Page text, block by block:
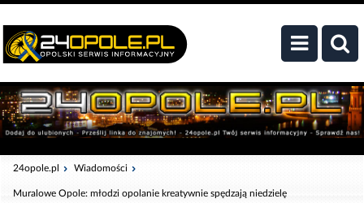
24opole.pl Wiadomości
Muralowe Opole: młodzi opolanie kreatywnie spędzają niedzielę